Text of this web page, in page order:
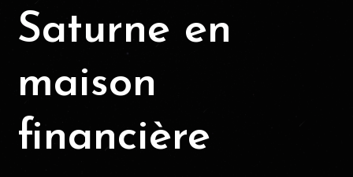
Saturne en
maison
financière